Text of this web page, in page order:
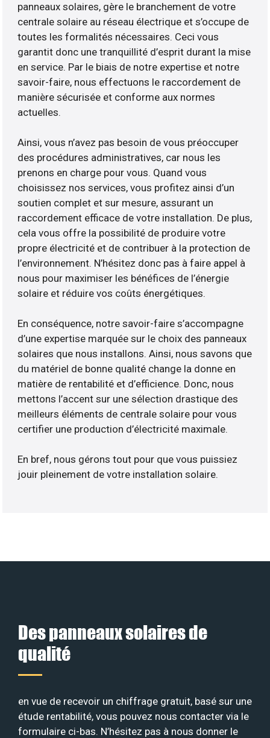
panneaux solaires, gère le branchement de votre
centrale solaire au réseau électrique et s’occupe de
toutes les formalités nécessaires. Ceci vous
garantit donc une tranquillité d’esprit durant la mise
en service. Par le biais de notre expertise et notre
savoir-faire, nous effectuons le raccordement de
manière sécurisée et conforme aux normes
actuelles.
Ainsi, vous n’avez pas besoin de vous préoccuper
des procédures administratives, car nous les
prenons en charge pour vous. Quand vous
choisissez nos services, vous profitez ainsi d’un
soutien complet et sur mesure, assurant un
raccordement efficace de votre installation. De plus,
cela vous offre la possibilité de produire votre
propre électricité et de contribuer à la protection de
l’environnement. N’hésitez donc pas à faire appel à
nous pour maximiser les bénéfices de l’énergie
solaire et réduire vos coûts énergétiques.
En conséquence, notre savoir-faire s’accompagne
d’une expertise marquée sur le choix des panneaux
solaires que nous installons. Ainsi, nous savons que
du matériel de bonne qualité change la donne en
matière de rentabilité et d’efficience. Donc, nous
mettons l’accent sur une sélection drastique des
meilleurs éléments de centrale solaire pour vous
certifier une production d’électricité maximale.
En bref, nous gérons tout pour que vous puissiez
jouir pleinement de votre installation solaire.
Des panneaux solaires de
qualité
en vue de recevoir un chiffrage gratuit, basé sur une
étude rentabilité, vous pouvez nous contacter via le
formulaire ci-bas. N’hésitez pas à nous donner le